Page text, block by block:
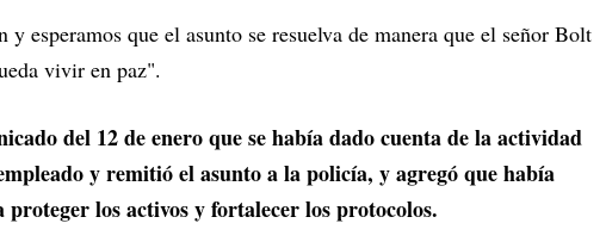
y esperamos que el asunto se resuelva de manera que el señor Bolt
vivir en paz".
del 12 de enero que se había dado cuenta de la actividad
y remitió el asunto a la policía, y agregó que había
los activos y fortalecer los protocolos.